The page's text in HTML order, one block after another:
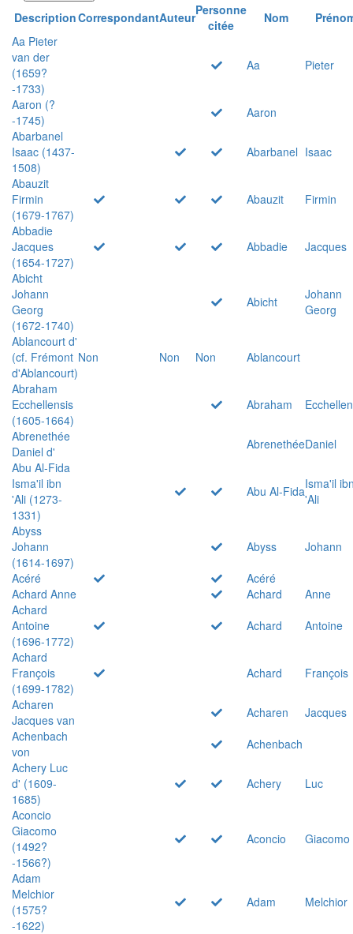
DescriptionCorrespondantAuteurPersonne
citée
Nom
Aa Pieter
van der
(1659?
-1733)
Aa Pieter
Aaron (?
-1745)
Aaron
Abarbanel
Isaac (1437-
1508)
Abarbanel Isaac
Abauzit
Firmin
(1679-1767)
Abauzit
Firmin
Abbadie
Jacques
(1654-1727)
Abbadie
Jacques
Abicht
Johann
Georg
(1672-1740)
Abicht
Johann
Georg
Ablancourt d'
(cf. Frémont
d'Ablancourt)
Non Non Non
Ablancourt
Abraham
Ecchellensis
(1605-1664)
Abraham
Abrenethée
Daniel d'
AbrenethéeDaniel
Abu Al-Fida
Isma'il ibn
'Ali (1273-
1331)
Abu Al-FidaIsma'il
'Ali
Abyss
Johann
(1614-1697)
Abyss
Johann
Acéré
Acéré
Achard Anne
Achard
Anne
Achard
Antoine
(1696-1772)
Achard
Antoine
Achard
François
(1699-1782)
Achard
François
Acharen
Jacques van
Acharen
Jacques
Achenbach
von
Achenbach
Achery Luc
d' (1609-
1685)
Achery
Luc
Aconcio
Giacomo
(1492?
-1566?)
Aconcio Giacomo
Adam
Melchior
(1575?
-1622)
Adam Melchior